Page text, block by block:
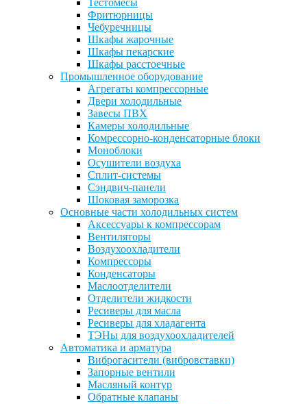
Тестомесы
Фритюрницы
Чебуречницы
Шкафы жарочные
Шкафы пекарские
Шкафы расстоечные
Промышленное оборудование
Агрегаты компрессорные
Двери холодильные
Завесы ПВХ
Камеры холодильные
Комрессорно-конденсаторные блоки
Моноблоки
Осушители воздуха
Сплит-системы
Сэндвич-панели
Шоковая заморозка
Основные части холодильных систем
Аксессуары к компрессорам
Вентиляторы
Воздухоохладители
Компрессоры
Конденсаторы
Маслоотделители
Отделители жидкости
Ресиверы для масла
Ресиверы для хладагента
ТЭНы для воздухоохладителей
Автоматика и арматура
Виброгасители (вибровставки)
Запорные вентили
Масляный контур
Обратные клапаны